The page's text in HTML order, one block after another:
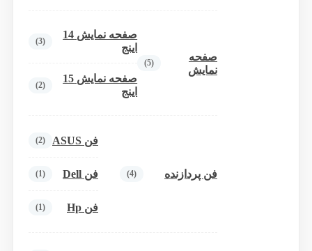
صفحه
نمایش
(5)
صفحه نمایش 14
اینج
(3)
صفحه نمایش 15
اینج
(2)
فن پردازنده (4)
فن ASUS (2)
فن Dell (1)
فن Hp (1)